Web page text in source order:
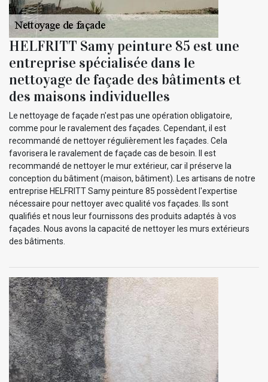
HELFRITT Samy peinture 85 est une
entreprise spécialisée dans le
nettoyage de façade des bâtiments et
des maisons individuelles
Le nettoyage de façade n'est pas une opération obligatoire,
comme pour le ravalement des façades. Cependant, il est
recommandé de nettoyer régulièrement les façades. Cela
favorisera le ravalement de façade cas de besoin. Il est
recommandé de nettoyer le mur extérieur, car il préserve la
conception du bâtiment (maison, bâtiment). Les artisans de notre
entreprise HELFRITT Samy peinture 85 possèdent l'expertise
nécessaire pour nettoyer avec qualité vos façades. Ils sont
qualifiés et nous leur fournissons des produits adaptés à vos
façades. Nous avons la capacité de nettoyer les murs extérieurs
des bâtiments.